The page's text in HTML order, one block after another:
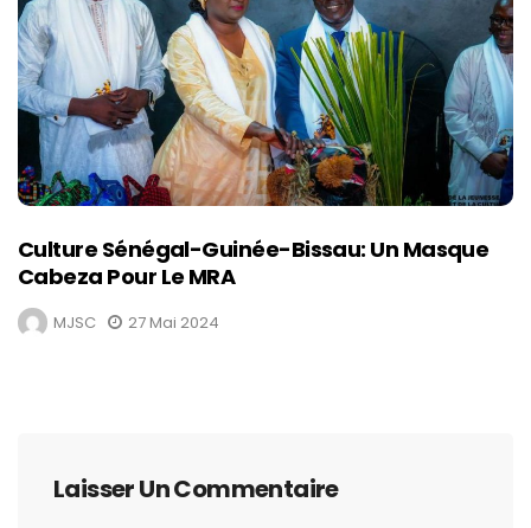
Culture Sénégal-Guinée-Bissau: Un Masque
Cabeza Pour Le MRA
MJSC 27 Mai 2024
Laisser Un Commentaire